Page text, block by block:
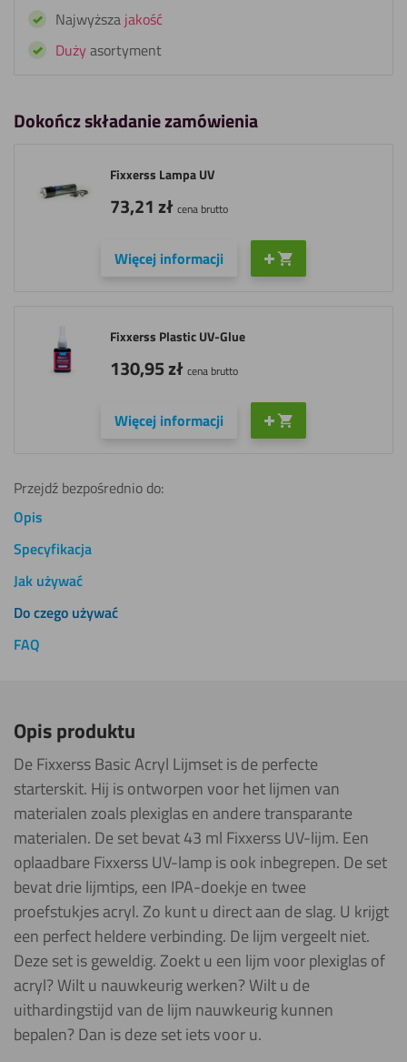
Najwyższa jakość
Dużyasortyment
Dokończ składanie zamówienia
Więcej informacji
Fixxerss Lampa UV
73,21zł cena brutto
Więcej informacji
Fixxerss Plastic UV-Glue
130,95zł cena brutto
Przejdź bezpośrednio do:
Opis
Specyfikacja
Jak używać
Do czego używać
FAQ
Opis produktu
De Fixxerss Basic Acryl Lijmset is de perfecte
starterskit. Hij is ontworpen voor het lijmen van
materialen zoals plexiglas en andere transparante
materialen. De set bevat 43 ml Fixxerss UV-lijm. Een
oplaadbare Fixxerss UV-lamp is ook inbegrepen. De set
bevat drie lijmtips, een IPA-doekje en twee
proefstukjes acryl. Zo kunt u direct aan de slag. U krijgt
een perfect heldere verbinding. De lijm vergeelt niet.
Deze set is geweldig. Zoekt u een lijm voor plexiglas of
acryl? Wilt u nauwkeurig werken? Wilt u de
uithardingstijd van de lijm nauwkeurig kunnen
bepalen? Dan is deze set iets voor u.